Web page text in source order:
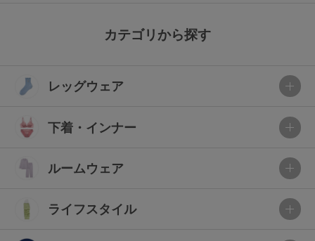
カテゴリから探す
レッグウェア
下着・インナー
ルームウェア
ライフスタイル